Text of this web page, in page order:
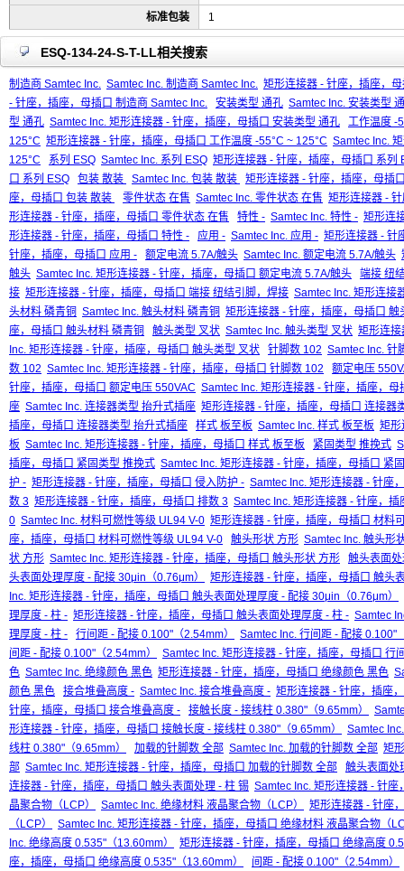
标准包装
1
ESQ-134-24-S-T-LL相关搜索
制造商 Samtec Inc. Samtec Inc. 制造商 Samtec Inc. 矩形连接器 - 针座，插座，
- 针座，插座，母插口 制造商 Samtec Inc.
安装类型 通孔 Samtec Inc. 安装类型
型 通孔 Samtec Inc. 矩形连接器 - 针座，插座，母插口 安装类型 通孔
工作温度 -
125°C 矩形连接器 - 针座，插座，母插口 工作温度 -55°C ~ 125°C Samtec Inc.
125°C
系列 ESQ Samtec Inc. 系列 ESQ 矩形连接器 - 针座，插座，母插口 系列
口 系列 ESQ
包装 散装 Samtec Inc. 包装 散装
矩形连接器 - 针座，插座，母插
座，母插口 包装 散装
零件状态 在售 Samtec Inc. 零件状态 在售 矩形连接器 -
形连接器 - 针座，插座，母插口 零件状态 在售
特性 - Samtec Inc. 特性 - 矩形连
形连接器 - 针座，插座，母插口 特性 -
应用 - Samtec Inc. 应用 - 矩形连接器 - 针
针座，插座，母插口 应用 -
额定电流 5.7A/触头 Samtec Inc. 额定电流 5.7A/触头
触头 Samtec Inc. 矩形连接器 - 针座，插座，母插口 额定电流 5.7A/触头
端接 纽
接 矩形连接器 - 针座，插座，母插口 端接 纽结引脚，焊接 Samtec Inc. 矩形连接
头材料 磷青铜 Samtec Inc. 触头材料 磷青铜 矩形连接器 - 针座，插座，母插口 触
座，母插口 触头材料 磷青铜
触头类型 叉状 Samtec Inc. 触头类型 叉状 矩形连接
Inc. 矩形连接器 - 针座，插座，母插口 触头类型 叉状
针脚数 102 Samtec Inc. 针
数 102 Samtec Inc. 矩形连接器 - 针座，插座，母插口 针脚数 102
额定电压
针座，插座，母插口 额定电压 550VAC Samtec Inc. 矩形连接器 - 针座，插座，
座 Samtec Inc. 连接器类型 抬升式插座 矩形连接器 - 针座，插座，母插口 连接器
插座，母插口 连接器类型 抬升式插座
样式 板至板 Samtec Inc. 样式 板至板 矩形
板 Samtec Inc. 矩形连接器 - 针座，插座，母插口 样式 板至板 紧固类型 推挽式
插座，母插口 紧固类型 推挽式 Samtec Inc. 矩形连接器 - 针座，插座，母插口 紧
护 - 矩形连接器 - 针座，插座，母插口 侵入防护 - Samtec Inc. 矩形连接器 - 针座
数 3 矩形连接器 - 针座，插座，母插口 排数 3 Samtec Inc. 矩形连接器 - 针座，插
0 Samtec Inc. 材料可燃性等级 UL94 V-0 矩形连接器 - 针座，插座，母插口 材料
座，插座，母插口 材料可燃性等级 UL94 V-0
触头形状 方形 Samtec Inc. 触头形
状 方形 Samtec Inc. 矩形连接器 - 针座，插座，母插口 触头形状 方形
触头表面
头表面处理厚度 - 配接 30μin（0.76μm）
矩形连接器 - 针座，插座，母插口 触头
Inc. 矩形连接器 - 针座，插座，母插口 触头表面处理厚度 - 配接 30μin（0.76μm）
理厚度 - 柱 - 矩形连接器 - 针座，插座，母插口 触头表面处理厚度 - 柱 - Samtec
理厚度 - 柱 -
行间距 - 配接 0.100"（2.54mm）
Samtec Inc. 行间距 - 配接 0.100"
间距 - 配接 0.100"（2.54mm）
Samtec Inc. 矩形连接器 - 针座，插座，母插口 行
色 Samtec Inc. 绝缘颜色 黑色 矩形连接器 - 针座，插座，母插口 绝缘颜色 黑色
颜色 黑色
接合堆叠高度 - Samtec Inc. 接合堆叠高度 - 矩形连接器 - 针座，插座
针座，插座，母插口 接合堆叠高度 -
接触长度 - 接线柱 0.380"（9.65mm）
形连接器 - 针座，插座，母插口 接触长度 - 接线柱 0.380"（9.65mm）
Samtec
线柱 0.380"（9.65mm）
加载的针脚数 全部 Samtec Inc. 加载的针脚数 全部 矩
部 Samtec Inc. 矩形连接器 - 针座，插座，母插口 加载的针脚数 全部
触头表面处
连接器 - 针座，插座，母插口 触头表面处理 - 柱 锡 Samtec Inc. 矩形连接器 - 针座
晶聚合物（LCP）
Samtec Inc. 绝缘材料 液晶聚合物（LCP）
矩形连接器 - 针座
（LCP）
Samtec Inc. 矩形连接器 - 针座，插座，母插口 绝缘材料 液晶聚合物（
Inc. 绝缘高度 0.535"（13.60mm）
矩形连接器 - 针座，插座，母插口 绝缘高度
座，插座，母插口 绝缘高度 0.535"（13.60mm）
间距 - 配接 0.100"（2.54mm）